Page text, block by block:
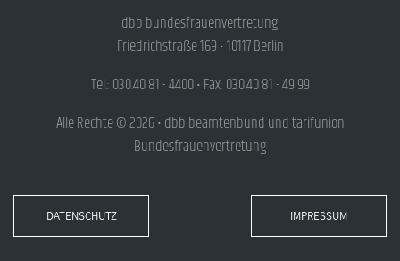
dbb bundesfrauenvertretung
Friedrichstraße 169 • 10117 Berlin
Tel.: 030.40 81 - 4400 • Fax: 030.40 81 - 49 99
Alle Rechte © 2026 • dbb beamtenbund und tarifunion
Bundesfrauenvertretung
DATENSCHUTZ IMPRESSUM